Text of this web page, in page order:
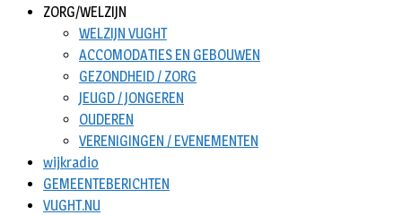
ZORG/WELZIJN
WELZIJN VUGHT
ACCOMODATIES EN GEBOUWEN
GEZONDHEID / ZORG
JEUGD / JONGEREN
OUDEREN
VERENIGINGEN / EVENEMENTEN
wijkradio
GEMEENTEBERICHTEN
VUGHT.NU